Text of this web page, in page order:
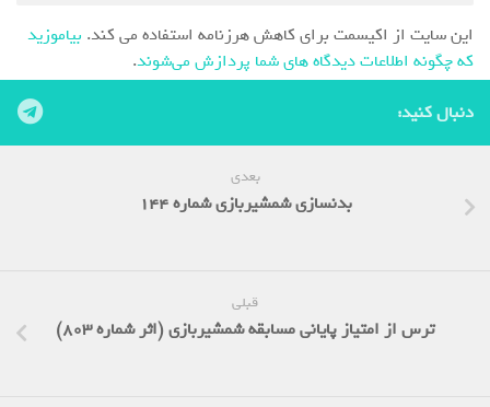
این سایت از اکیسمت برای کاهش هرزنامه استفاده می کند. بیاموزید
که چگونه اطلاعات دیدگاه های شما پردازش می‌شوند.
دنبال کنید:
بعدی
بدنسازی شمشیربازی شماره 144
قبلی
ترس از امتیاز پایانی مسابقه شمشیربازی (اثر شماره 803)